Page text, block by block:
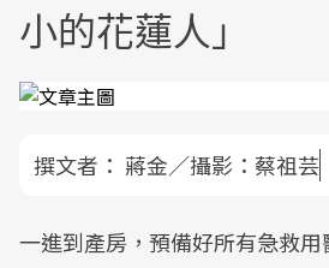
小的花蓮人」
撰文者： 蔣金／攝影：蔡祖芸
一進到產房，預備好所有急救